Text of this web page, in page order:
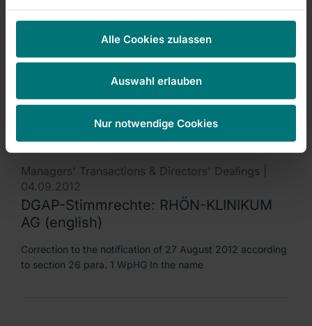
Alle Cookies zulassen
Auswahl erlauben
Nur notwendige Cookies
Managers' Transactions & Directors' Dealings |
DGAP-Stimmrechte: RHÖN-KLINIKUM
Korrektur der Veröffentlichung vom 27. August 2012 nach §
Managers' Transactions & Directors' Dealings |
04.09.2012
DGAP-Stimmrechte: RHÖN-KLINIKUM
AG (english)
Correction to the notification of 27 August 2012 according
to section 26 para. 1 WpHG In the name